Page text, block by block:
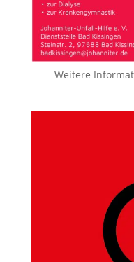
Weitere